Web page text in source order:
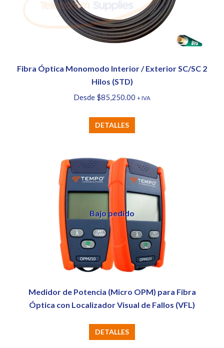
pueden
elegir
en
Fibra Óptica Monomodo Interior / Exterior SC/SC 2
Hilos (STD)
Desde $85,250.00 + IVA
DETALLES
múltiples
variantes.
Las
opciones
pueden
elegir
en
la
Bajo pedido
Medidor de Potencia (Micro OPM) para Fibra
Óptica con Localizador Visual de Fallos (VFL)
DETALLES